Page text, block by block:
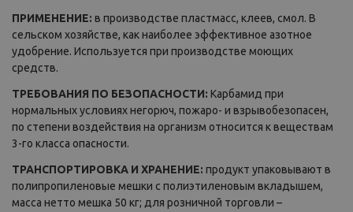
ПРИМЕНЕНИЕ: в производстве пластмасс, клеев, смол. В
сельском хозяйстве, как наиболее эффективное азотное
удобрение. Используется при производстве моющих
средств.
ТРЕБОВАНИЯ ПО БЕЗОПАСНОСТИ: Карбамид при
нормальных условиях негорюч, пожаро- и взрывобезопасен,
по степени воздействия на организм относится к веществам
3-го класса опасности.
ТРАНСПОРТИРОВКА И ХРАНЕНИЕ: продукт упаковывают в
полипропиленовые мешки с полиэтиленовым вкладышем,
масса нетто мешка 50 кг; для розничной торговли –